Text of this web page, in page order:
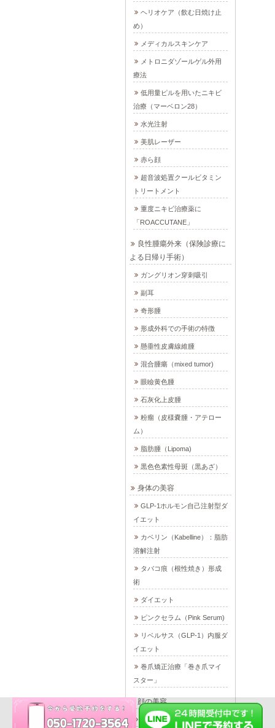
ヘリオケア（飲む日焼け止
め）
メディカルスキンケア
メトロニダゾールゲル外用
療法
低用量ピルを用いたニキビ
治療（マーベロン28）
水光注射
美肌レーザー
赤ら顔
超音波処置クールビタミン
トリートメント
重度ニキビ治療薬に
「ROACCUTANE」
良性腫瘍外来（保険診療に
よる日帰り手術）
ガングリオン穿刺吸引
副耳
奇形腫
形成外科での手術の特徴
懸垂性皮膚線維腫
混合腫瘍（mixed tumor)
眼瞼黄色腫
石灰化上皮腫
粉瘤（皮様嚢腫・アテロー
ム）
脂肪腫（Lipoma)
黒色色素性母斑（黒あざ）
身体の美容
GLP-1ホルモン自己注射型ダ
イエット
カベリン（Kabelline）：脂肪
溶解注射
タバコ痕（根性焼き）形成
術
ダイエット
ピンクセラム（Pink Serum)
リベルサス（GLP-1）内服ダ
イエット
巻爪矯正治療「巻き爪マイ
スター」
顔の美容
まつ毛美容液